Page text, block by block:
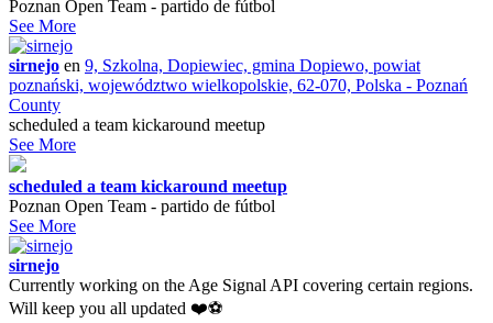
Poznan Open Team - partido de fútbol
See More
sirnejo en 9, Szkolna, Dopiewiec, gmina Dopiewo, powiat
poznański, województwo wielkopolskie, 62-070, Polska - Poznań
County
scheduled a team kickaround meetup
See More
scheduled a team kickaround meetup
Poznan Open Team - partido de fútbol
See More
sirnejo
Currently working on the Age Signal API covering certain regions.
Will keep you all updated ❤️⚽️